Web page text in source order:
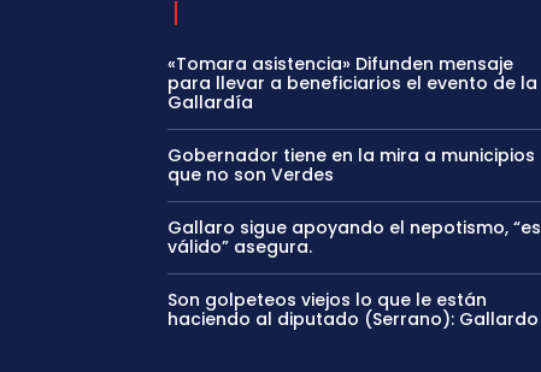
«Tomara asistencia» Difunden mensaje
para llevar a beneficiarios el evento de la
Gallardía
Gobernador tiene en la mira a municipios
que no son Verdes
Gallaro sigue apoyando el nepotismo, “es
válido” asegura.
Son golpeteos viejos lo que le están
haciendo al diputado (Serrano): Gallardo